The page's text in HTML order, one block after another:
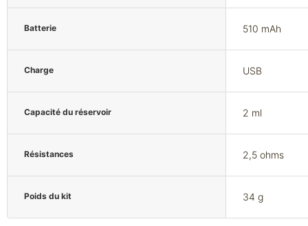
Batterie 510 mAh
Charge USB
Capacité du réservoir 2 ml
Résistances 2,5 ohms
Poids du kit 34 g